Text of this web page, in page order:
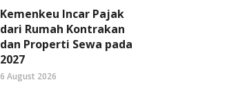
Kemenkeu Incar Pajak
dari Rumah Kontrakan
dan Properti Sewa pada
2027
6 August 2026